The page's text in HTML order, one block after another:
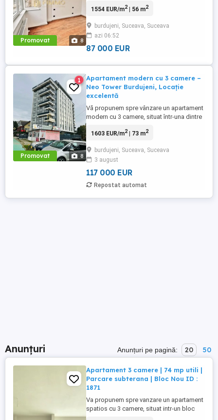
Promovat 8
conectata la facilitati esentiale, cum ar fi
parcuri. Acest apartament este pozitionat
la etajul 6 dintr-un bloc cu 8 etaje, oferind
o priveliste ...
1554 EUR/m2| 56 m2
burdujeni, Suceava, Suceava
azi 06:52
87 000 EUR
Promovat 8
1
Apartament modern cu 3 camere –
Neo Tower Burdujeni, Locație
excelentă
Vă propunem spre vânzare un apartament
modern cu 3 camere, situat într-una dintre
cadrul ansamblului rezidențial Neo Tower,
suprafață utilă de 73 mp și este amplasat
la etajul 6 dintr-un bloc nou, prevăzut cu
lift, având ...
1603 EUR/m2| 73 m2
burdujeni, Suceava, Suceava
3 august
117 000 EUR
Repostat automat
Anunțuri Anunțuri pe pagină: 20 50
Apartament 3 camere | 74 mp utili |
Parcare subterana | Bloc Nou ID :
1871
Va propunem spre vanzare un apartament
spatios cu 3 camere, situat intr-un bloc